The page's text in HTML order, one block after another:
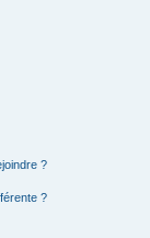
?
?